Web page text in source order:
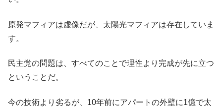
原発マフィアは虚像だが、太陽光マフィアは存在していま
す。
民主党の問題は、すべてのことで理性より完成が先に立つ
ということだ。
今の技術より劣るが、10年前にアパートの外壁に1億で太